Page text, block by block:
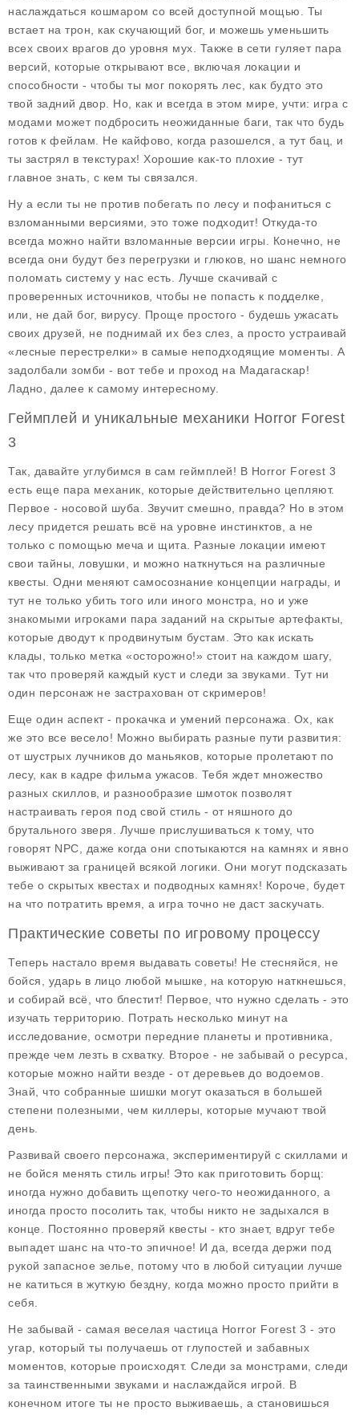
наслаждаться кошмаром со всей доступной мощью. Ты
встает на трон, как скучающий бог, и можешь уменьшить
всех своих врагов до уровня мух. Также в сети гуляет пара
версий, которые открывают все, включая локации и
способности - чтобы ты мог покорять лес, как будто это
твой задний двор. Но, как и всегда в этом мире, учти: игра с
модами может подбросить неожиданные баги, так что будь
готов к фейлам. Не кайфово, когда разошелся, а тут бац, и
ты застрял в текстурах! Хорошие как-то плохие - тут
главное знать, с кем ты связался.
Ну а если ты не против побегать по лесу и пофаниться с
взломанными версиями, это тоже подходит! Откуда-то
всегда можно найти взломанные версии игры. Конечно, не
всегда они будут без перегрузки и глюков, но шанс немного
поломать систему у нас есть. Лучше скачивай с
проверенных источников, чтобы не попасть к подделке,
или, не дай бог, вирусу. Проще простого - будешь ужасать
своих друзей, не поднимай их без слез, а просто устраивай
«лесные перестрелки» в самые неподходящие моменты. А
задолбали зомби - вот тебе и проход на Мадагаскар!
Ладно, далее к самому интересному.
Геймплей и уникальные механики Horror Forest
3
Так, давайте углубимся в сам геймплей! В Horror Forest 3
есть еще пара механик, которые действительно цепляют.
Первое - носовой шуба . Звучит смешно, правда? Но в этом
лесу придется решать всё на уровне инстинктов, а не
только с помощью меча и щита. Разные локации имеют
свои тайны, ловушки, и можно наткнуться на различные
квесты. Одни меняют самосознание концепции награды, и
тут не только убить того или иного монстра, но и уже
знакомыми игроками пара заданий на скрытые артефакты,
которые дводут к продвинутым бустам. Это как искать
клады, только метка «осторожно!» стоит на каждом шагу,
так что проверяй каждый куст и следи за звуками. Тут ни
один персонаж не застрахован от скримеров!
Еще один аспект - прокачка и умений персонажа. Ох, как
же это все весело! Можно выбирать разные пути развития:
от шустрых лучников до маньяков, которые пролетают по
лесу, как в кадре фильма ужасов. Тебя ждет множество
разных скиллов, и разнообразие шмоток позволят
настраивать героя под свой стиль - от няшного до
брутального зверя. Лучше прислушиваться к тому, что
говорят NPC, даже когда они спотыкаются на камнях и явно
выживают за границей всякой логики. Они могут подсказать
тебе о скрытых квестах и подводных камнях! Короче, будет
на что потратить время, а игра точно не даст заскучать.
Практические советы по игровому процессу
Теперь настало время выдавать советы! Не стесняйся, не
бойся, ударь в лицо любой мышке, на которую наткнешься,
и собирай всё, что блестит! Первое, что нужно сделать - это
изучать территорию . Потрать несколько минут на
исследование, осмотри передние планеты и противника,
прежде чем лезть в схватку. Второе - не забывай о ресурса,
которые можно найти везде - от деревьев до водоемов.
Знай, что собранные шишки могут оказаться в большей
степени полезными, чем киллеры, которые мучают твой
день.
Развивай своего персонажа, экспериментируй с скиллами и
не бойся менять стиль игры! Это как приготовить борщ:
иногда нужно добавить щепотку чего-то неожиданного, а
иногда просто посолить так, чтобы никто не задыхался в
конце. Постоянно проверяй квесты - кто знает, вдруг тебе
выпадет шанс на что-то эпичное! И да, всегда держи под
рукой запасное зелье, потому что в любой ситуации лучше
не катиться в жуткую бездну, когда можно просто прийти в
себя.
Не забывай - самая веселая частица Horror Forest 3 - это
угар, который ты получаешь от глупостей и забавных
моментов, которые происходят. Следи за монстрами, следи
за таинственными звуками и наслаждайся игрой. В
конечном итоге ты не просто выживаешь, а становишься